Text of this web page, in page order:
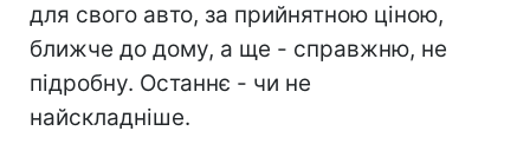
для свого авто, за прийнятною ціною,
ближче до дому, а ще - справжню, не
підробну. Останнє - чи не
найскладніше.